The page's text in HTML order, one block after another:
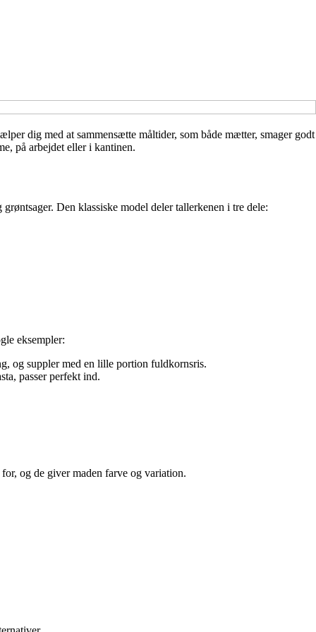
dig med at sammensætte måltider, som både mætter, smager godt
på arbejdet eller i kantinen.
Den klassiske model deler tallerkenen i tre dele:
eksempler:
og suppler med en lille portion fuldkornsris.
passer perfekt ind.
og de giver maden farve og variation.